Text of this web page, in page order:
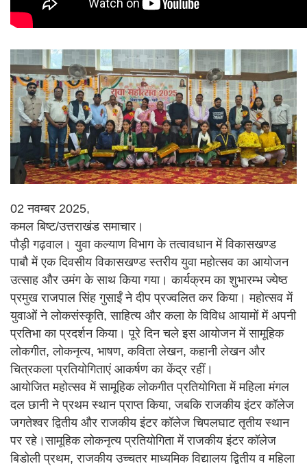
02 नवम्बर 2025,
कमल बिष्ट/उत्तराखंड समाचार।
पौड़ी गढ़वाल। युवा कल्याण विभाग के तत्वावधान में विकासखण्ड
पाबौ में एक दिवसीय विकासखण्ड स्तरीय युवा महोत्सव का आयोजन
उत्साह और उमंग के साथ किया गया। कार्यक्रम का शुभारम्भ ज्येष्ठ
प्रमुख राजपाल सिंह गुसाईं ने दीप प्रज्वलित कर किया। महोत्सव में
युवाओं ने लोकसंस्कृति, साहित्य और कला के विविध आयामों में अपनी
प्रतिभा का प्रदर्शन किया। पूरे दिन चले इस आयोजन में सामूहिक
लोकगीत, लोकनृत्य, भाषण, कविता लेखन, कहानी लेखन और
चित्रकला प्रतियोगिताएं आकर्षण का केंद्र रहीं।
आयोजित महोत्सव में सामूहिक लोकगीत प्रतियोगिता में महिला मंगल
दल छानी ने प्रथम स्थान प्राप्त किया, जबकि राजकीय इंटर कॉलेज
जगतेश्वर द्वितीय और राजकीय इंटर कॉलेज चिपलघाट तृतीय स्थान
पर रहे।सामूहिक लोकनृत्य प्रतियोगिता में राजकीय इंटर कॉलेज
बिडोली प्रथम, राजकीय उच्चतर माध्यमिक विद्यालय द्वितीय व महिला